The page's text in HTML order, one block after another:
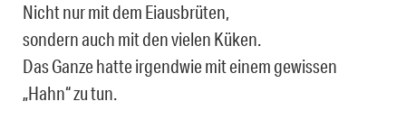
Nicht nur mit dem Eiausbrüten,
sondern auch mit den vielen Küken.
Das Ganze hatte irgendwie mit einem gewissen
„Hahn“ zu tun.